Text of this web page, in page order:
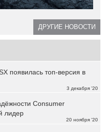
ДРУГИЕ НОВОСТИ
3 декабря '20
появилась топ-версия в
20 ноября '20
Consumer
лидер